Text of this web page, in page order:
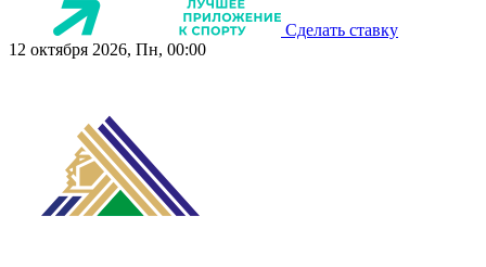
Сделать ставку
12 октября 2026, Пн, 00:00